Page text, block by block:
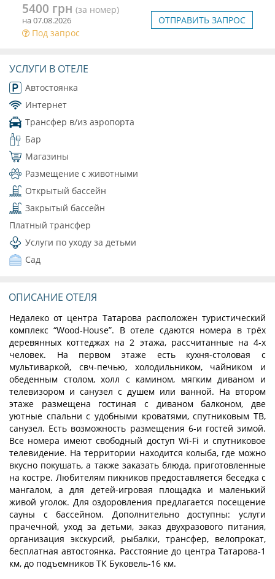
5400 грн (за номер)
на 07.08.2026
Под запрос
ОТПРАВИТЬ ЗАПРОС
УСЛУГИ В ОТЕЛЕ
Автостоянка
Интернет
Трансфер в/из аэропорта
Бар
Магазины
Размещение с животными
Открытый бассейн
Закрытый бассейн
Платный трансфер
Услуги по уходу за детьми
Сад
ОПИСАНИЕ ОТЕЛЯ
Недалеко от центра Татарова расположен туристический
комплекс “Wood-House”. В отеле сдаются номера в трёх
деревянных коттеджах на 2 этажа, рассчитанные на 4-х
человек. На первом этаже есть кухня-столовая с
мультиваркой, свч-печью, холодильником, чайником и
обеденным столом, холл с камином, мягким диваном и
телевизором и санузел с душем или ванной. На втором
этаже размещена гостиная с диваном балконом, две
уютные спальни с удобными кроватями, спутниковым ТВ,
санузел. Есть возможность размещения 6-и гостей зимой.
Все номера имеют свободный доступ Wi-Fi и спутниковое
телевидение. На территории находится колыба, где можно
вкусно покушать, а также заказать блюда, приготовленные
на костре. Любителям пикников предоставляется беседка с
мангалом, а для детей-игровая площадка и маленький
живой уголок. Для оздоровления предлагается посещение
сауны с бассейном. Дополнительно доступны: услуги
прачечной, уход за детьми, заказ двухразового питания,
организация экскурсий, рыбалки, трансфер, велопрокат,
бесплатная автостоянка. Расстояние до центра Татарова-1
км, до подъемников ТК Буковель-16 км.